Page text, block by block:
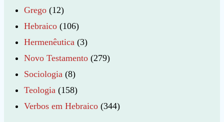
Grego (12)
Hebraico (106)
Hermenêutica (3)
Novo Testamento (279)
Sociologia (8)
Teologia (158)
Verbos em Hebraico (344)